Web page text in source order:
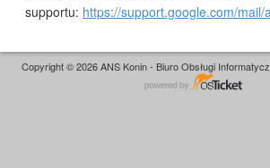
supportu: https://support.google.com/
Copyright © 2026 ANS Konin - Biuro Obsługi